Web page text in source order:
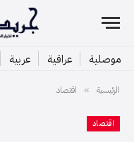
موصلية عراقية عربية
الرئيسية » اقتصاد
اقتصاد